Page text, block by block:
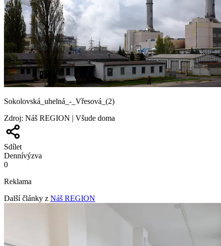
Sokolovská_uhelná_-_Vřesová_(2)
Zdroj: Náš REGION | Všude doma
Sdílet
Dennívýzva
0
Reklama
Další články z Náš REGION